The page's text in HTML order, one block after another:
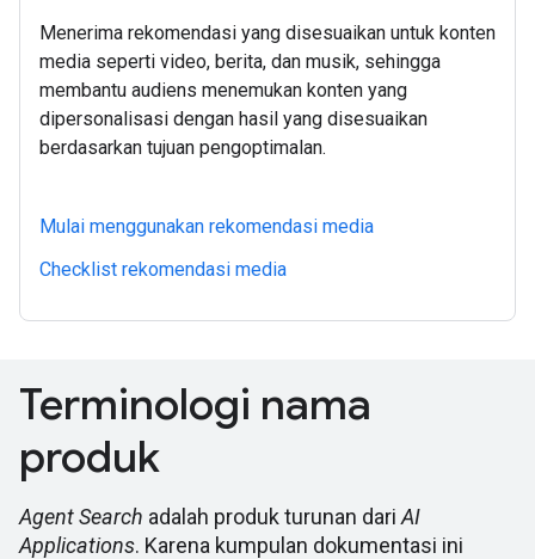
Menerima rekomendasi yang disesuaikan untuk konten
media seperti video, berita, dan musik, sehingga
membantu audiens menemukan konten yang
dipersonalisasi dengan hasil yang disesuaikan
berdasarkan tujuan pengoptimalan.
Mulai menggunakan rekomendasi media
Checklist rekomendasi media
Terminologi nama
produk
Agent Search adalah produk turunan dari AI
Applications. Karena kumpulan dokumentasi ini